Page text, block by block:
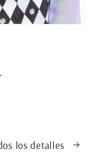
los detalles